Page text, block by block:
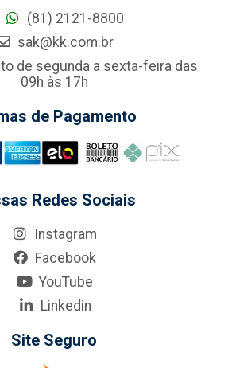
(81) 2121-8800
sak@kk.com.br
de segunda a sexta-feira das
09h às 17h
de Pagamento
Redes Sociais
Instagram
Facebook
YouTube
Linkedin
Site Seguro